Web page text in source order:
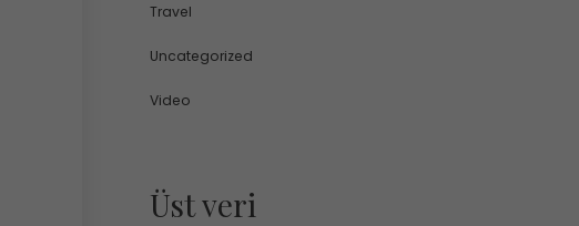
Travel
Uncategorized
Video
Üst veri